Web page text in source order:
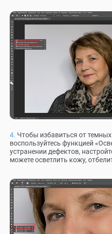
Чтобы избавиться от
воспользуйтесь функцией
устранении дефектов,
можете осветлить кожу,